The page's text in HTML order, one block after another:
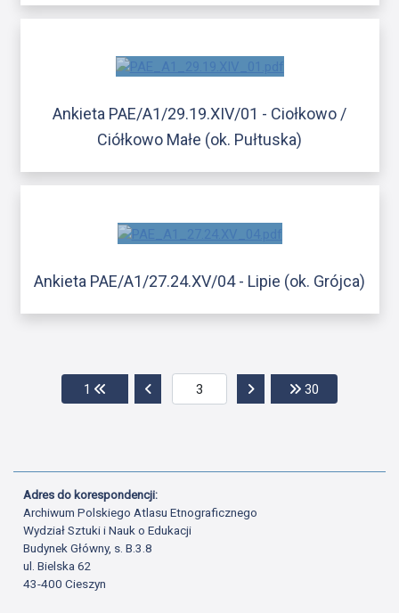
Ankieta PAE/A1/29.19.XIV/01 - Ciołkowo /
Ciółkowo Małe (ok. Pułtuska)
Ankieta PAE/A1/27.24.XV/04 - Lipie (ok. Grójca)
1 Przejdź do pierwszej strony
Przejdź do poprzedniej strony
Przejdź do następnej
30
Adres do korespondencji:
Archiwum Polskiego Atlasu Etnograficznego
Wydział Sztuki i Nauk o Edukacji
Budynek Główny, s. B.3.8
ul. Bielska 62
43-400 Cieszyn